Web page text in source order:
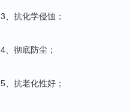
3、抗化学侵蚀；
4、彻底防尘；
5、抗老化性好；